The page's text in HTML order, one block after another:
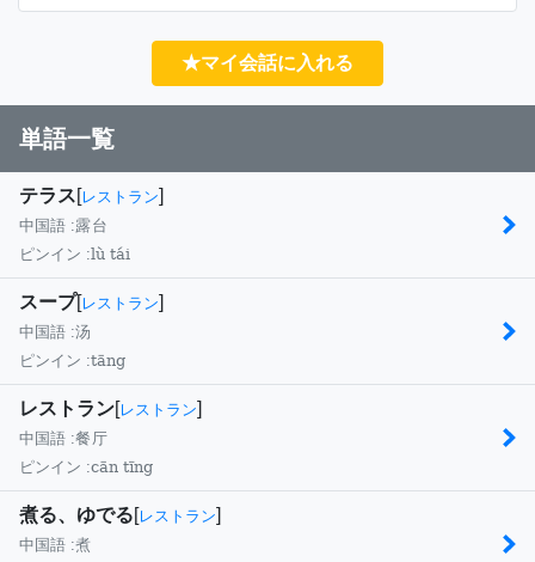
★マイ会話に入れる
単語一覧
テラス[レストラン]
中国語 :露台
ピンイン :lù tái
スープ[レストラン]
中国語 :汤
ピンイン :tāng
レストラン[レストラン]
中国語 :餐厅
ピンイン :cān tīng
煮る、ゆでる[レストラン]
中国語 :煮